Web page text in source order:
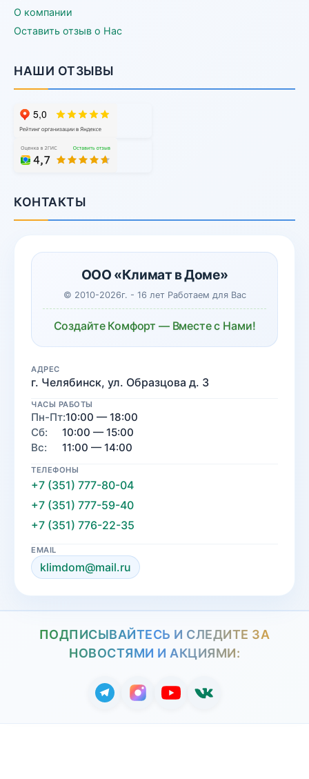
О компании
Оставить отзыв о Нас
НАШИ ОТЗЫВЫ
КОНТАКТЫ
ООО «Климат в Доме»
© 2010-2026г. - 16 лет Работаем для Вас
Создайте Комфорт — Вместе с Нами!
АДРЕС
г. Челябинск, ул. Образцова д. 3
ЧАСЫ РАБОТЫ
Пн-Пт:10:00 — 18:00
Сб:
10:00 — 15:00
Вс:
11:00 — 14:00
ТЕЛЕФОНЫ
+7 (351) 777-80-04
+7 (351) 777-59-40
+7 (351) 776-22-35
EMAIL
klimdom@mail.ru
ПОДПИСЫВАЙТЕСЬ И СЛЕДИТЕ ЗА
НОВОСТЯМИ И АКЦИЯМИ: